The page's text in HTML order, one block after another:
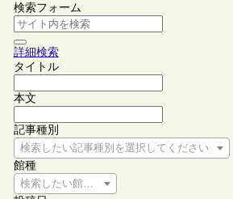
検索フォーム
詳細検索
タイトル
本文
記事種別
検索したい記事種別を選択してください
館種
検索したい館種を選択してください